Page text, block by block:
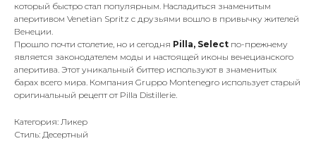
который быстро стал популярным. Насладиться знаменитым
аперитивом Venetian Spritz с друзьями вошло в привычку жителей
Венеции.
Прошло почти столетие, но и сегодня Pilla, Select по-прежнему
является законодателем моды и настоящей иконы венецианского
аперитива. Этот уникальный биттер используют в знаменитых
барах всего мира. Компания Gruppo Montenegro использует старый
оригинальный рецепт от Pilla Distillerie.
Категория: Ликер
Стиль: Десертный